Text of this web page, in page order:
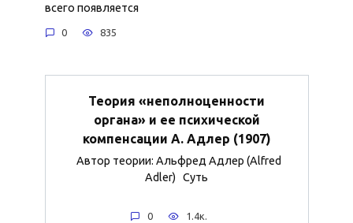
всего появляется
0 835
Теория «неполноценности
органа» и ее психической
компенсации А. Адлер (1907)
Автор теории: Альфред Адлер (Alfred
Adler) Суть
0 1.4к.